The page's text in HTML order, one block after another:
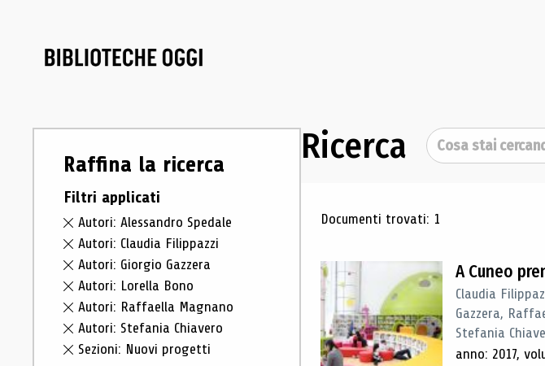
Raffina la ricerca
Filtri applicati
Autori: Alessandro Spedale
Autori: Claudia Filippazzi
Autori: Giorgio Gazzera
Autori: Lorella Bono
Autori: Raffaella Magnano
Autori: Stefania Chiavero
Sezioni: Nuovi progetti
Ricerca Cerca
Risultati di
Documenti trovati: 1
A Cuneo
Claudia
Gazzera,
Stefania
anno: 2017,